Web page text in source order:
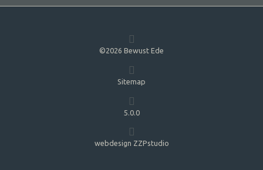
©2026 Bewust Ede
Sitemap
5.0.0
webdesign ZZPstudio